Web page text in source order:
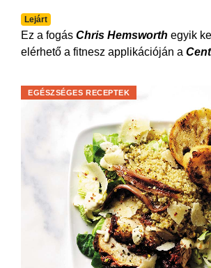
Lejárt
Ez a fogás Chris Hemsworth egyik
elérhető a fitnesz applikációján a
EGÉSZSÉGES RECEPTEK